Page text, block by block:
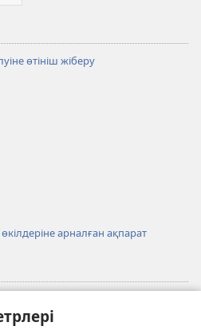
өтініш жіберу
арналған ақпарат